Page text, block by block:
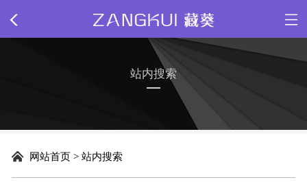
精品源码
站内搜索
网站首页 >站内搜索